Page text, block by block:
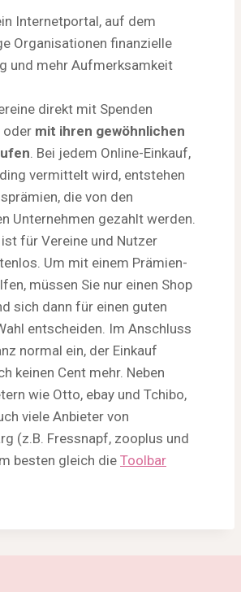
Internetportal, auf dem
Organisationen finanzielle
und mehr Aufmerksamkeit
direkt mit Spenden
oder mit ihren gewöhnlichen
. Bei jedem Online-Einkauf,
vermittelt wird, entstehen
die von den
Unternehmen gezahlt werden.
für Vereine und Nutzer
Um mit einem Prämien-
müssen Sie nur einen Shop
sich dann für einen guten
entscheiden. Im Anschluss
normal ein, der Einkauf
keinen Cent mehr. Neben
wie Otto, ebay und Tchibo,
viele Anbieter von
(z.B. Fressnapf, zooplus und
besten gleich dieToolbar